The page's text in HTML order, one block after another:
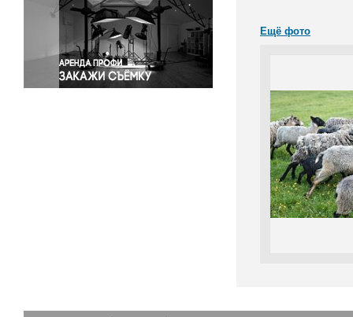
Спорт
Экология
Экономика и бизнес
Ещё фото